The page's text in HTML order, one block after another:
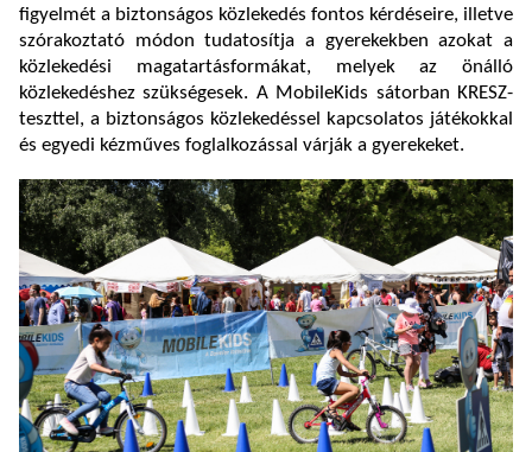
figyelmét a biztonságos közlekedés fontos kérdéseire, illetve
szórakoztató módon tudatosítja a gyerekekben azokat a
közlekedési magatartásformákat, melyek az önálló
közlekedéshez szükségesek. A MobileKids sátorban KRESZ-
teszttel, a biztonságos közlekedéssel kapcsolatos játékokkal
és egyedi kézműves foglalkozással várják a gyerekeket.